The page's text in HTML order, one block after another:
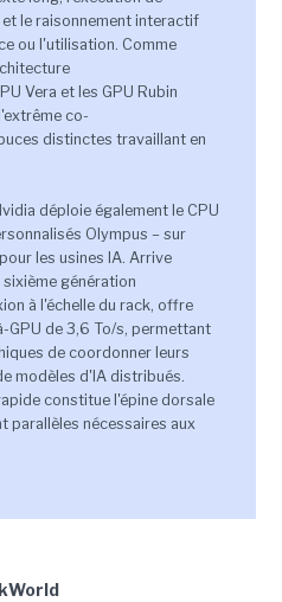
le raisonnement interactif
ou l'utilisation. Comme
Vera et les GPU Rubin
co-
distinctes travaillant en
déploie également le CPU
Olympus – sur
les usines IA. Arrive
génération
à l'échelle du rack, offre
GPU de 3,6 To/s, permettant
de coordonner leurs
modèles d'IA distribués.
constitue l'épine dorsale
parallèles nécessaires aux